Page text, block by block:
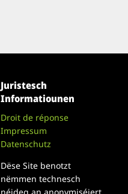
Juristesch
Informatiounen
Droit de réponse
Impressum
Datenschutz
Dëse Site benotzt
nëmmen technesch